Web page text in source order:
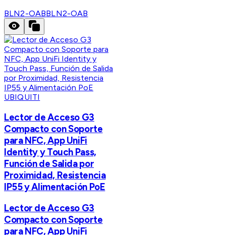
BLN2-OABBLN2-OAB
UBIQUITI
Lector de Acceso G3
Compacto con Soporte
para NFC, App UniFi
Identity y Touch Pass,
Función de Salida por
Proximidad, Resistencia
IP55 y Alimentación PoE
Lector de Acceso G3
Compacto con Soporte
para NFC, App UniFi